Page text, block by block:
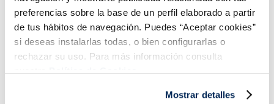
preferencias sobre la base de un perfil elaborado a partir
de tus hábitos de navegación. Puedes “Aceptar cookies”
si deseas instalarlas todas, o bien configurarlas o
rechazar su uso. Para más información consulta
nuestraPolítica de Cookies.
Mostrar detalles